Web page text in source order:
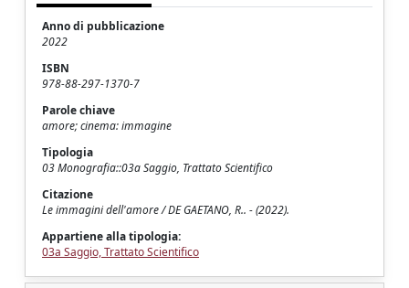
Anno di pubblicazione
2022
ISBN
978-88-297-1370-7
Parole chiave
amore; cinema: immagine
Tipologia
03 Monografia::03a Saggio, Trattato Scientifico
Citazione
Le immagini dell'amore / DE GAETANO, R.. - (2022).
Appartiene alla tipologia:
03a Saggio, Trattato Scientifico